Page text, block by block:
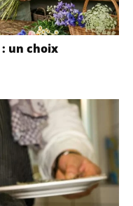
un choix